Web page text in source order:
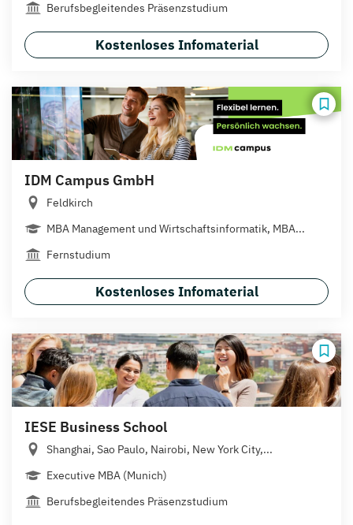
Berufsbegleitendes Präsenzstudium
Kostenloses Infomaterial
IDM Campus GmbH
Feldkirch
MBA Management und Wirtschaftsinformatik, MBA...
Fernstudium
Kostenloses Infomaterial
IESE Business School
Shanghai, Sao Paulo, Nairobi, New York City,...
Executive MBA (Munich)
Berufsbegleitendes Präsenzstudium